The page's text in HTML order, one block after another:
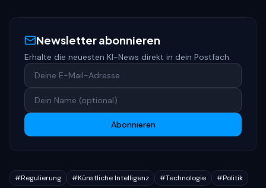
Newsletter abonnieren
Erhalte die neuesten KI-News direkt in dein Postfach.
Abonnieren
#Regulierung #Künstliche Intelligenz #Technologie #Politik